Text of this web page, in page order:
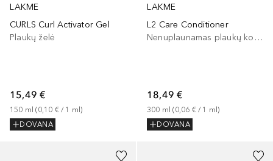
LAKME
CURLS Curl Activator Gel
Plaukų želė
15,49 €
150 ml (0,10 € / 1 ml)
DOVANA
LAKME
L2 Care Conditioner
Nenuplaunamas plaukų kondicionierius
18,49 €
300 ml (0,06 € / 1 ml)
DOVANA